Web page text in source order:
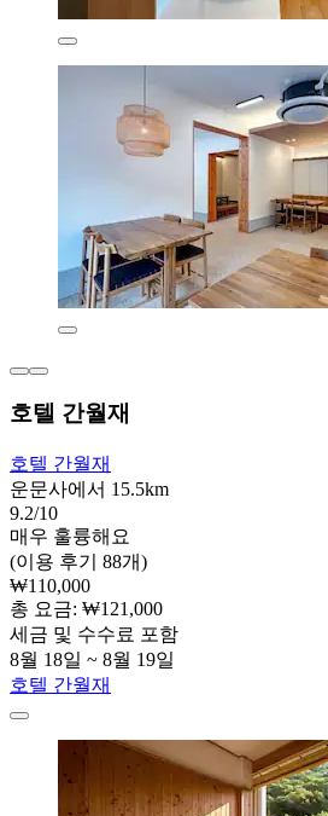
호텔 간월재
호텔 간월재
운문사에서 15.5km
9.2/10
매우 훌륭해요
(이용 후기 88개)
₩110,000
총 요금: ₩121,000
세금 및 수수료 포함
8월 18일 ~ 8월 19일
호텔 간월재